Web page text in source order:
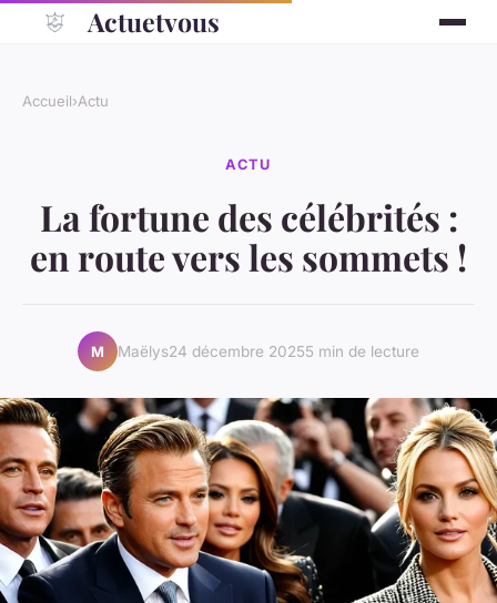
Actuetvous
Accueil›Actu
ACTU
La fortune des célébrités :
en route vers les sommets !
M Maëlys24 décembre 20255 min de lecture